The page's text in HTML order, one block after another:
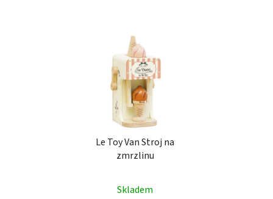
Le Toy Van Stroj na
zmrzlinu
Skladem